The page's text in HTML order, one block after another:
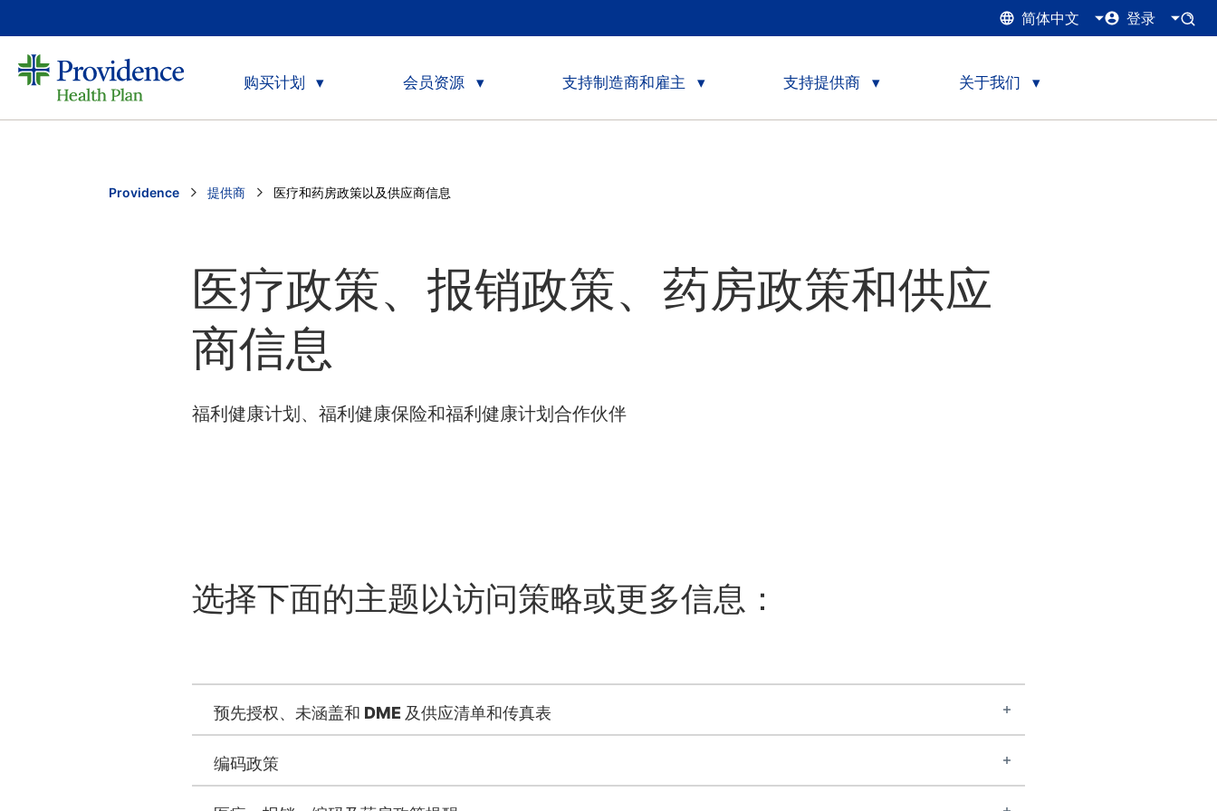
简体中文 登录
购买计划 会员资源 支持制造商和雇主 支持提供商 关于我们
Providence 提供商 Current:
医疗和药房政策以及供应商信息
医疗政策、报销政策、药房政策和供应
商信息
福利健康计划、福利健康保险和福利健康计划合作伙伴
选择下面的主题以访问策略或更多信息：
预先授权、未涵盖和 DME 及供应清单和传真表
编码政策